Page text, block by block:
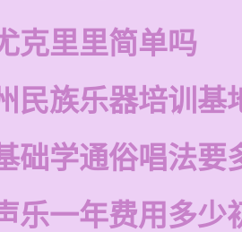
克里里简单吗
民族乐器培训基
础学通俗唱法要
乐一年费用多少